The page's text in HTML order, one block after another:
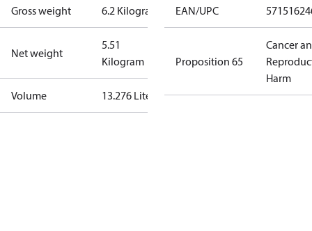
Gross weight 6.2 Kilogram
Net weight
5.51
Kilogram
Volume 13.276 Liter
EAN/UPC
Proposition 65
Cancer
Harm